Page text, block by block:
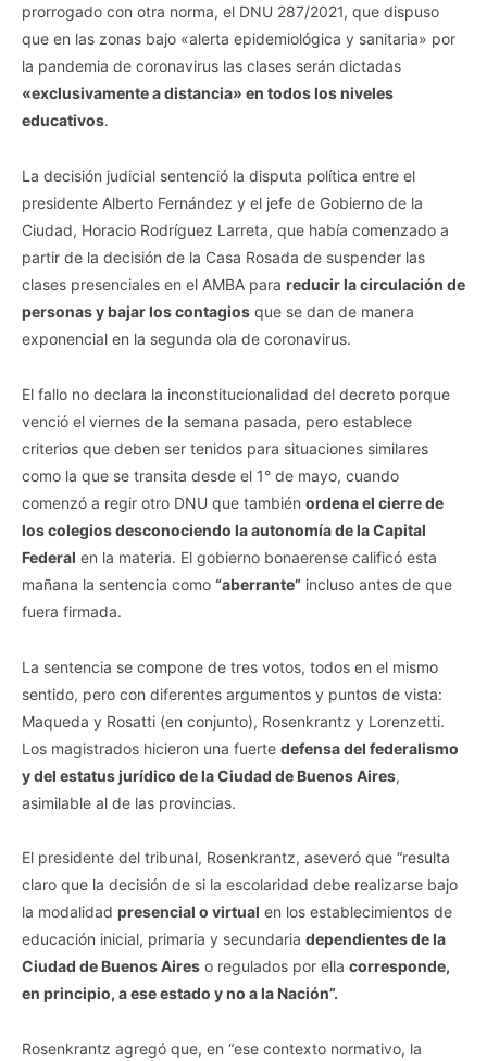
prorrogado con otra norma, el DNU 287/2021, que dispuso
que en las zonas bajo «alerta epidemiológica y sanitaria» por
la pandemia de coronavirus las clases serán dictadas
«exclusivamente a distancia» en todos los niveles
educativos.
La decisión judicial sentenció la disputa política entre el
presidente Alberto Fernández y el jefe de Gobierno de la
Ciudad, Horacio Rodríguez Larreta, que había comenzado a
partir de la decisión de la Casa Rosada de suspender las
clases presenciales en el AMBA para reducir la circulación de
personas y bajar los contagios que se dan de manera
exponencial en la segunda ola de coronavirus.
El fallo no declara la inconstitucionalidad del decreto porque
venció el viernes de la semana pasada, pero establece
criterios que deben ser tenidos para situaciones similares
como la que se transita desde el 1° de mayo, cuando
comenzó a regir otro DNU que también ordena el cierre de
los colegios desconociendo la autonomía de la Capital
Federal en la materia. El gobierno bonaerense calificó esta
mañana la sentencia como “aberrante” incluso antes de que
fuera firmada.
La sentencia se compone de tres votos, todos en el mismo
sentido, pero con diferentes argumentos y puntos de vista:
Maqueda y Rosatti (en conjunto), Rosenkrantz y Lorenzetti.
Los magistrados hicieron una fuerte defensa del federalismo
y del estatus jurídico de la Ciudad de Buenos Aires,
asimilable al de las provincias.
El presidente del tribunal, Rosenkrantz, aseveró que “resulta
claro que la decisión de si la escolaridad debe realizarse bajo
la modalidad presencial o virtual en los establecimientos de
educación inicial, primaria y secundaria dependientes de la
Ciudad de Buenos Aires o regulados por ella corresponde,
en principio, a ese estado y no a la Nación”.
Rosenkrantz agregó que, en “ese contexto normativo, la